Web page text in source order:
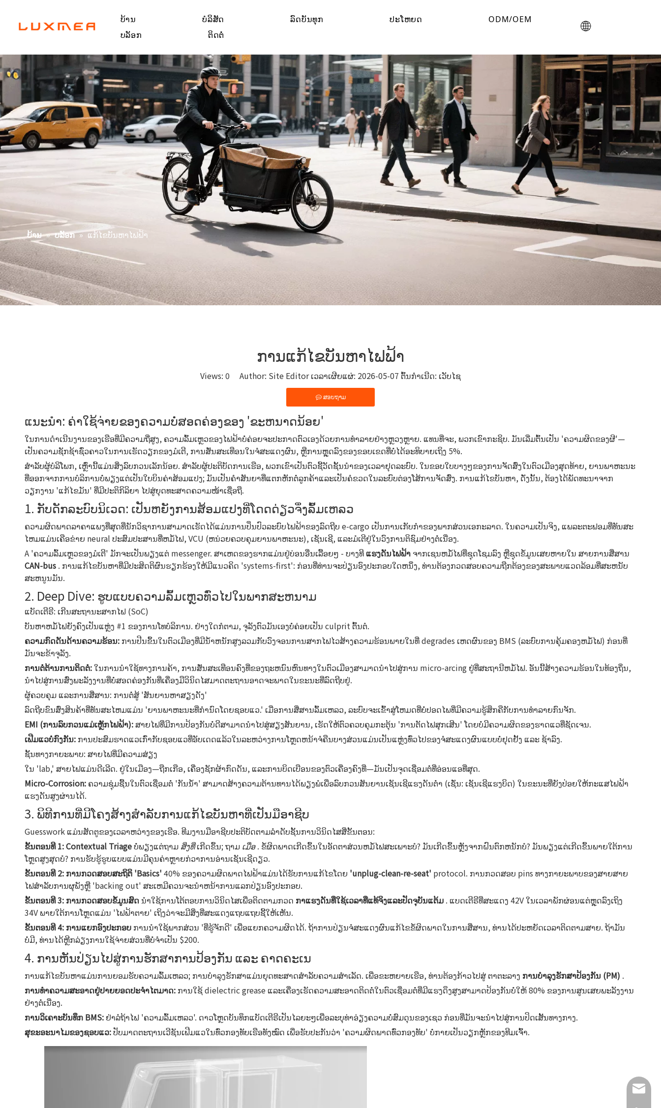
ບ້ານ ບໍລິສັດ ລົດບັນທຸກ ປະໂຫຍດ
ODM/OEM
ບລັອກ
ຕິດຕໍ່
ບ້ານ » ບລັອກ » ແກ້ໄຂບັນຫາໄຟຟ້າ
ການ​ແກ້​ໄຂ​ບັນ​ຫາ​ໄຟ​ຟ້າ​
Views: 0 Author: Site Editor ເວລາເຜີຍແຜ່: 2026-05-07 ຕົ້ນກໍາເນີດ: ເວັບໄຊ
ສອບຖາມ
ແນະນໍາ: ຄ່າໃຊ້ຈ່າຍຂອງຄວາມບໍ່ສອດຄ່ອງຂອງ 'ຂະຫນາດນ້ອຍ'
ໃນການດໍາເນີນງານຂອງເຮືອທີ່ມີຄວາມຖີ່ສູງ, ຄວາມລົ້ມເຫຼວຂອງໄຟຟ້າບໍ່ຄ່ອຍຈະປະກາດຕົວເອງດ້ວຍການທໍາລາຍຢ່າງຫຼວງຫຼາຍ. ແທນທີ່ຈະ, ພວກເຂົາກະຊິບ. ມັນເລີ່ມຕົ້ນເປັນ 'ຄວາມຜິດຂອງຜີ'—
ເປັນຄວາມຊັກຊ້າຊົ່ວຄາວໃນການເຮັດວຽກຂອງມໍເຕີ, ການສັ່ນສະເທືອນໃນຈໍສະແດງຜົນ, ຫຼືການຫຼຸດລົງຂອງຂອບເຂດທີ່ບໍ່ໄດ້ອະທິບາຍເຖິງ 5%.
ສໍາລັບຜູ້ບໍລິໂພກ, ເຫຼົ່ານີ້ແມ່ນສິ່ງລົບກວນເລັກນ້ອຍ. ສໍາລັບຜູ້ປະຕິບັດການເຮືອ, ພວກເຂົາເປັນຕົວຊີ້ວັດຊັ້ນນໍາຂອງເວລາຢຸດລະບົບ. ໃນຂອບໃບບາງໆຂອງການຈັດສົ່ງໃນຕົວເມືອງສຸດທ້າຍ, ຍານພາຫະນະ
ທີ່ອອກຈາກການບໍລິການບໍ່ພຽງແຕ່ເປັນໃບບິນຄ່າສ້ອມແປງ; ມັນເປັນຄໍາສັນຍາທີ່ແຕກຫັກຕໍ່ລູກຄ້າແລະເປັນຄໍຂວດໃນລະບົບຕ່ອງໂສ້ການຈັດສົ່ງ. ການແກ້ໄຂບັນຫາ, ດັ່ງນັ້ນ, ຕ້ອງໄດ້ພັດທະນາຈາກ
ວຽກງານ 'ແກ້ໄຂມັນ' ທີ່ມີປະຕິກິລິຍາ ໄປສູ່ຍຸດທະສາດຄວາມໜ້າເຊື່ອຖື.
1. ກັບດັກລະບົບນິເວດ: ເປັນຫຍັງການສ້ອມແປງທີ່ໂດດດ່ຽວຈຶ່ງລົ້ມເຫລວ
ຄວາມຜິດພາດລາຄາແພງທີ່ສຸດທີ່ນັກວິຊາການສາມາດເຮັດໄດ້ແມ່ນການປິ່ນປົວລະບົບໄຟຟ້າຂອງລົດຖີບ e-cargo ເປັນການເກັບກໍາຂອງພາກສ່ວນເອກະລາດ. ໃນຄວາມເປັນຈິງ, ແພລະຕະຟອມທີ່ທັນສະ
ໄຫມແມ່ນເຄືອຂ່າຍ neural ປະສົມປະສານທີ່ຫມໍ້ໄຟ, VCU (ຫນ່ວຍຄວບຄຸມຍານພາຫະນະ), ເຊັນເຊີ, ແລະມໍເຕີຢູ່ໃນວົງການຕິຊົມຢ່າງຕໍ່ເນື່ອງ.
A 'ຄວາມລົ້ມເຫຼວຂອງມໍເຕີ' ມັກຈະເປັນພຽງແຕ່ messenger. ສາເຫດຂອງຮາກແມ່ນຢູ່ບ່ອນອື່ນເລື້ອຍໆ - ບາງທີ ແຮງດັນໄຟຟ້າ ຈາກເຊນຫມໍ້ໄຟທີ່ຊຸດໂຊມລົງ ຫຼືຊຸດຂໍ້ມູນເສຍຫາຍໃນ ສາຍການສື່ສານ
CAN-bus . ການແກ້ໄຂບັນຫາທີ່ມີປະສິດຕິຜົນຮຽກຮ້ອງໃຫ້ມີແນວຄິດ 'systems-first': ກ່ອນທີ່ທ່ານຈະປ່ຽນອົງປະກອບໃດຫນຶ່ງ, ທ່ານຕ້ອງກວດສອບຄວາມຖືກຕ້ອງຂອງສະພາບແວດລ້ອມທີ່ສະຫນັບ
ສະຫນູນມັນ.
2. Deep Dive: ຮູບແບບຄວາມລົ້ມເຫຼວທົ່ວໄປໃນພາກສະຫນາມ
ແບັດເຕີຣີ: ເກີນສະຖານະສາກໄຟ (SoC)
ບັນຫາຫມໍ້ໄຟຍັງຄົງເປັນແຫຼ່ງ #1 ຂອງການໂທບໍລິການ. ຢ່າງໃດກໍຕາມ, ຈຸລັງຕົວມັນເອງບໍ່ຄ່ອຍເປັນ culprit ຕົ້ນຕໍ.
ຄວາມກົດດັນດ້ານຄວາມຮ້ອນ: ການປີນຂຶ້ນໃນຕົວເມືອງທີ່ມີນ້ໍາຫນັກສູງລວມກັບວົງຈອນການສາກໄຟໄວສ້າງຄວາມຮ້ອນພາຍໃນທີ່ degrades ເຫດຜົນຂອງ BMS (ລະບົບການຄຸ້ມຄອງຫມໍ້ໄຟ) ກ່ອນທີ່
ມັນຈະຂ້າຈຸລັງ.
ການຕໍ່ຕ້ານການຕິດຕໍ່:ໃນການນໍາໃຊ້ທາງການຄ້າ, ການສັ່ນສະເທືອນຄົງທີ່ຂອງຖະຫນົນຫົນທາງໃນຕົວເມືອງສາມາດນໍາໄປສູ່ການ micro-arcing ຢູ່ທີ່ສະຖານີຫມໍ້ໄຟ. ອັນນີ້ສ້າງຄວາມຮ້ອນໃນທ້ອງຖິ່ນ,
ນໍາໄປສູ່ການສົ່ງພະລັງງານທີ່ບໍ່ສອດຄ່ອງກັນທີ່ເຄື່ອງມືວິນິດໄສມາດຕະຖານອາດຈະພາດໃນຂະນະທີ່ລົດຖີບຢູ່.
ຜູ້ຄວບຄຸມ ແລະການສື່ສານ: ການຕໍ່ສູ້ 'ສັນຍານຫາສຽງດັງ'
ລົດຖີບຂົນສົ່ງສິນຄ້າທີ່ທັນສະໄຫມແມ່ນ 'ຍານພາຫະນະທີ່ກໍານົດໂດຍຊອບແວ.' ເມື່ອການສື່ສານລົ້ມເຫລວ, ລະບົບຈະເຂົ້າສູ່ໂຫມດທີ່ບໍ່ປອດໄພທີ່ມີຄວາມຮູ້ສຶກຄືກັບການທໍາລາຍກົນຈັກ.
EMI (ການລົບກວນແມ່ເຫຼັກໄຟຟ້າ):ສາຍໄຟທີ່ມີການປ້ອງກັນບໍ່ດີສາມາດນໍາໄປສູ່ສຽງສັນຍານ, ເຮັດໃຫ້ຕົວຄວບຄຸມກະຕຸ້ນ 'ການຕັດໄຟສຸກເສີນ' ໂດຍບໍ່ມີຄວາມຜິດຂອງຮາດແວທີ່ຊັດເຈນ.
ເຟີມແວບໍ່ກົງກັນ: ການປະສົມຮາດແວເກົ່າກັບຊອບແວທີ່ອັບເດດແລ້ວໃນລະຫວ່າງການໂຫຼດຫນ້າຈໍຄືນບາງສ່ວນແມ່ນເປັນແຫຼ່ງທົ່ວໄປຂອງຈໍສະແດງຜົນແບບບໍ່ຢຸດຢັ້ງ ແລະ ຊ້າລົງ.
ຊັ້ນທາງກາຍະພາບ: ສາຍໄຟທີ່ມີຄວາມສ່ຽງ
ໃນ 'lab,' ສາຍໄຟແມ່ນດີເລີດ. ຢູ່ໃນເມືອງ—ຖືກເກືອ, ເຄື່ອງຊັກຜ້າກົດດັນ, ແລະການບິດເບືອນຂອງຕົວເຄື່ອງຄົງທີ່—ມັນເປັນຈຸດເຊື່ອມຕໍ່ທີ່ອ່ອນແອທີ່ສຸດ.
Micro-Corrosion: ຄວາມຊຸ່ມຊື້ນໃນຕົວເຊື່ອມຕໍ່ 'ກັນນໍ້າ' ສາມາດສ້າງຄວາມຕ້ານທານໄດ້ພຽງພໍເພື່ອລົບກວນສັນຍານເຊັນເຊີແຮງດັນຕໍ່າ (ເຊັ່ນ: ເຊັນເຊີແຮງບິດ) ໃນຂະນະທີ່ຍັງປ່ອຍໃຫ້ກະແສໄຟຟ້າ
ແຮງດັນສູງຜ່ານໄດ້.
3. ພິທີການທີ່ມີໂຄງສ້າງສໍາລັບການແກ້ໄຂບັນຫາທີ່ເປັນມືອາຊີບ
Guesswork ແມ່ນສັດຕູຂອງເວລາຫວ່າງຂອງເຮືອ. ທີມງານມືອາຊີບປະຕິບັດຕາມລໍາດັບຊັ້ນການວິນິດໄສສີ່ຂັ້ນຕອນ:
ຂັ້ນຕອນທີ 1: Contextual Triageບໍ່ພຽງແຕ່ຖາມ ສິ່ງທີ່ເກີດຂຶ້ນ; ຖາມ ເມື່ອ. ຂໍ້ຜິດພາດເກີດຂຶ້ນໃນອັດຕາສ່ວນຫມໍ້ໄຟສະເພາະບໍ? ມັນເກີດຂຶ້ນຫຼັງຈາກຝົນຕົກຫນັກບໍ? ມັນພຽງແຕ່ເກີດຂຶ້ນພາຍໃຕ້ການ
ໂຫຼດສູງສຸດບໍ? ການຮັບຮູ້ຮູບແບບແມ່ນມີຄຸນຄ່າຫຼາຍກ່ວາການອ່ານເຊັນເຊີດຽວ.
ຂັ້ນ​ຕອນ​ທີ 2​: ການ​ກວດ​ສອບ​ສະ​ຖິ​ຕິ 'Basics' 40% ຂອງ​ຄວາມ​ຜິດ​ພາດ​ໄຟ​ຟ້າ​ແມ່ນ​ໄດ້​ຮັບ​ການ​ແກ້​ໄຂ​ໂດຍ 'unplug-clean-re-seat' protocol​. ການກວດສອບ pins ທາງກາຍະພາບຂອງສາຍສາຍ
ໄຟສໍາລັບການຜຸພັງຫຼື 'backing out' ສະເຫມີຄວນຈະນໍາຫນ້າການແລກປ່ຽນອົງປະກອບ.
ຂັ້ນ​ຕອນ​ທີ 3​: ການ​ກວດ​ສອບ​ຂໍ້​ມູນ​ສົດ​ນໍາ​ໃຊ້​ການ​ໂຕ້​ຕອບ​ການ​ວິ​ນິດ​ໄສ​ເພື່ອ​ຕິດ​ຕາມ​ກວດ ​ກາ​ແຮງ​ດັນ​ທີ່​ໃຊ້​ເວ​ລາ​ທີ່​ແທ້​ຈິງ​ແລະ​ປັດ​ຈຸ​ບັນ​ແຕ້ມ ​. ແບດເຕີຣີທີ່ສະແດງ 42V ໃນເວລາພັກຜ່ອນແຕ່ຫຼຸດລົງເຖິງ
34V ພາຍໃຕ້ການໂຫຼດແມ່ນ 'ໄຟຟ້າຕາຍ' ເຖິງວ່າຈະມີສິ່ງທີ່ສະແດງແຖບແຖບຊີ້ໃຫ້ເຫັນ.
ຂັ້ນ​ຕອນ​ທີ 4​: ການ​ແຍກ​ອົງ​ປະ​ກອບ ​ການ​ນໍາ​ໃຊ້​ພາກ​ສ່ວນ 'ທີ່​ຮູ້​ຈັກ​ດີ​' ເພື່ອ​ແຍກ​ຄວາມ​ຜິດ​ໄດ້​. ຖ້າການປ່ຽນຈໍສະແດງຜົນແກ້ໄຂຂໍ້ຜິດພາດໃນການສື່ສານ, ທ່ານໄດ້ປະຫຍັດເວລາຕິດຕາມສາຍ. ຖ້າມັນ
ບໍ່ມີ, ທ່ານໄດ້ຫຼີກລ່ຽງການໃຊ້ຈ່າຍສ່ວນທີ່ບໍ່ຈໍາເປັນ $200.
4. ການຫັນປ່ຽນໄປສູ່ການຮັກສາການປ້ອງກັນ ແລະ ຄາດຄະເນ
ການແກ້ໄຂບັນຫາແມ່ນການຍອມຮັບຄວາມລົ້ມເຫລວ; ການບໍາລຸງຮັກສາແມ່ນຍຸດທະສາດສໍາລັບຄວາມສໍາເລັດ. ເພື່ອຂະຫຍາຍເຮືອ, ທ່ານຕ້ອງກ້າວໄປສູ່ ຕາຕະລາງ ການບໍາລຸງຮັກສາປ້ອງກັນ (PM) .
ການທໍາຄວາມສະອາດຢູ່ປາຍຍອດປະຈໍາໄຕມາດ: ການໃຊ້ dielectric grease ແລະເຄື່ອງເຮັດຄວາມສະອາດຕິດຕໍ່ໃນຕົວເຊື່ອມຕໍ່ທີ່ມີແຮງດຶງສູງສາມາດປ້ອງກັນບໍ່ໃຫ້ 80% ຂອງການສູນເສຍພະລັງງານ
ຢ່າງຕໍ່ເນື່ອງ.
ການວິເຄາະບັນທຶກ BMS: ຢ່າລໍຖ້າໄຟ 'ຄວາມລົ້ມເຫລວ'. ດາວໂຫຼດບັນທຶກແບັດເຕີຣີເປັນໄລຍະໆເພື່ອລະບຸທ່າອ່ຽງຄວາມບໍ່ສົມດຸນຂອງເຊວ ກ່ອນທີ່ມັນຈະນຳໄປສູ່ການປິດເສັ້ນທາງກາງ.
ສຸຂະອະນາໄມຂອງຊອບແວ:ປັບມາດຕະຖານເວີຊັນເຟີມແວໃນທົ່ວກອງທັບເຮືອທັງໝົດ ເພື່ອຮັບປະກັນວ່າ 'ຄວາມຜິດພາດທົ່ວກອງທັບ' ບໍ່ກາຍເປັນວຽກຫຼັກຂອງທີມເຈົ້າ.